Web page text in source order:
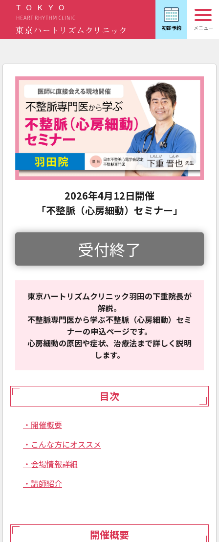
2026年4月12日開催
「不整脈（心房細動）セミナー」
受付終了
東京ハートリズムクリニック羽田の下重院長が
解説。
不整脈専門医から学ぶ不整脈（心房細動）セミ
ナーの申込ページです。
心房細動の原因や症状、治療法まで詳しく説明
します。
目次
・開催概要
・こんな方にオススメ
・会場情報詳細
・講師紹介
開催概要